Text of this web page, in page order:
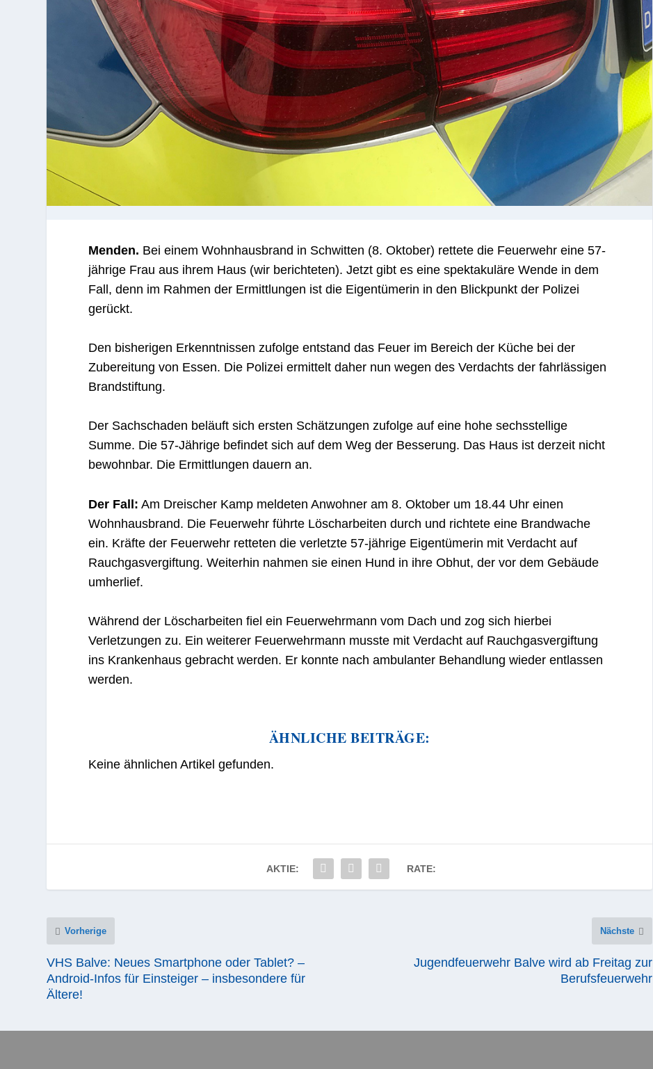
Menden. Bei einem Wohnhausbrand in Schwitten (8. Oktober) rettete die Feuerwehr eine 57-
jährige Frau aus ihrem Haus (wir berichteten). Jetzt gibt es eine spektakuläre Wende in dem
Fall, denn im Rahmen der Ermittlungen ist die Eigentümerin in den Blickpunkt der Polizei
gerückt.
Den bisherigen Erkenntnissen zufolge entstand das Feuer im Bereich der Küche bei der
Zubereitung von Essen. Die Polizei ermittelt daher nun wegen des Verdachts der fahrlässigen
Brandstiftung.
Der Sachschaden beläuft sich ersten Schätzungen zufolge auf eine hohe sechsstellige
Summe. Die 57-Jährige befindet sich auf dem Weg der Besserung. Das Haus ist derzeit nicht
bewohnbar. Die Ermittlungen dauern an.
Der Fall: Am Dreischer Kamp meldeten Anwohner am 8. Oktober um 18.44 Uhr einen
Wohnhausbrand. Die Feuerwehr führte Löscharbeiten durch und richtete eine Brandwache
ein. Kräfte der Feuerwehr retteten die verletzte 57-jährige Eigentümerin mit Verdacht auf
Rauchgasvergiftung. Weiterhin nahmen sie einen Hund in ihre Obhut, der vor dem Gebäude
umherlief.
Während der Löscharbeiten fiel ein Feuerwehrmann vom Dach und zog sich hierbei
Verletzungen zu. Ein weiterer Feuerwehrmann musste mit Verdacht auf Rauchgasvergiftung
ins Krankenhaus gebracht werden. Er konnte nach ambulanter Behandlung wieder entlassen
werden.
ÄHNLICHE BEITRÄGE:
Keine ähnlichen Artikel gefunden.
AKTIE: RATE:
Vorherige
VHS Balve: Neues Smartphone oder Tablet? –
Android-Infos für Einsteiger – insbesondere für
Ältere!
Nächste
Jugendfeuerwehr Balve wird ab Freitag zur
Berufsfeuerwehr